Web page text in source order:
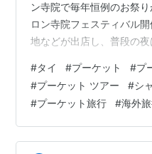
ン寺院で毎年恒例のお祭
ロン寺院フェスティバル
地などが出店し、普段の
やかになりますよ。 夜の
れて、昼間とは違う印象
ン寺院のお祭りに行かれる
院も見てみてくださいね。
#タイ #プーケット #プ
#プーケット ツアー #シ
#プーケット旅行 #海外